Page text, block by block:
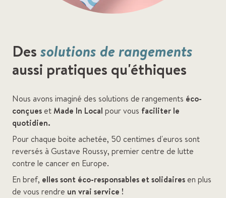
Dessolutions de rangements
aussi pratiques qu'éthiques
Nous avons imaginé des solutions de rangements éco-
conçues etMade In Local pour vous faciliter le
quotidien.
Pour chaque boite achetée, 50 centimes d'euros sont
reversés à Gustave Roussy, premier centre de lutte
contre le cancer en Europe.
En bref, elles sont éco-responsables et solidaires en plus
de vous rendre un vrai service !